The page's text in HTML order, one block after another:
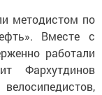
методистом по
Вместе с
работали
Фархутдинов